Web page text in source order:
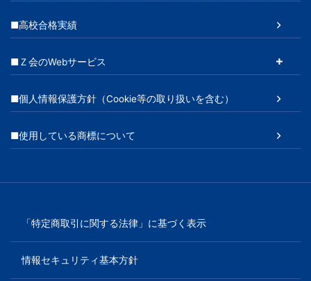
■高校合格実績
■Ｚ会のWebサービス
■個人情報保護方針（Cookie等の取り扱いを含む）
■使用している商標について
「特定商取引に関する法律」に基づく表示
情報セキュリティ基本方針